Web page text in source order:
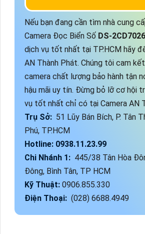
Nếu bạn đang cần tìm nhà cung
Camera Đọc Biển Số DS-
dịch vụ tốt nhất tại TP.HCM hãy
AN Thành Phát. Chúng tôi cam
camera chất lượng bảo hành tận
hậu mãi uy tín. Đừng bỏ lỡ cơ hội
vụ tốt nhất chỉ có tại Camera AN
Trụ Sở: 51 Lũy Bán Bích, P. Tân
Phú, TP.HCM
Hotline: 0938.11.23.99
Chi Nhánh 1: 445/38 Tân Hòa
Đông, Bình Tân, TP HCM
Kỹ Thuật: 0906.855.330
Điện Thoại: (028) 6688.4949